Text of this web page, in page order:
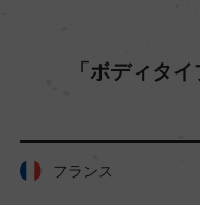
品質分類・原産地呼称
「ボディタ
フランス